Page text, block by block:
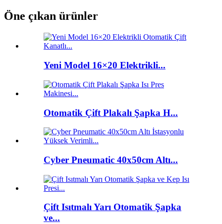
Öne çıkan ürünler
Yeni Model 16×20 Elektrikli...
Otomatik Çift Plakalı Şapka H...
Cyber ​​Pneumatic 40x50cm Altı...
Çift Isıtmalı Yarı Otomatik Şapka
ve...